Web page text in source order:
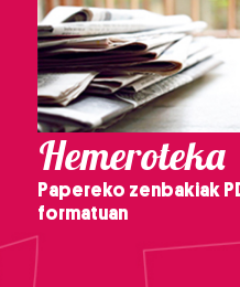
Hemeroteka
Papereko zenbakiak
formatuan